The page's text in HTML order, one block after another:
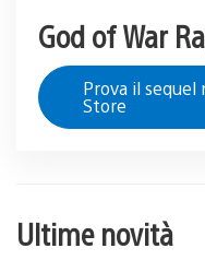
God of War
Prova il sequel
Store
Ultime novità